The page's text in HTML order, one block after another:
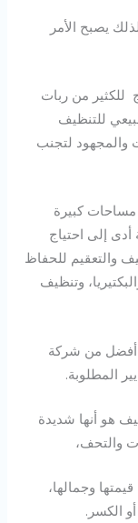
يصبح الأمر
للكثير من ربات
للتنظيف
والمجهود لتجنب
مساحات كبيرة
أدى إلى احتياج
والتعقيم للحفاظ
وتنظيف
أفضل من شركة
المطلوبة.
هو أنها شديدة
والتحف،
وجمالها،
الكسر.